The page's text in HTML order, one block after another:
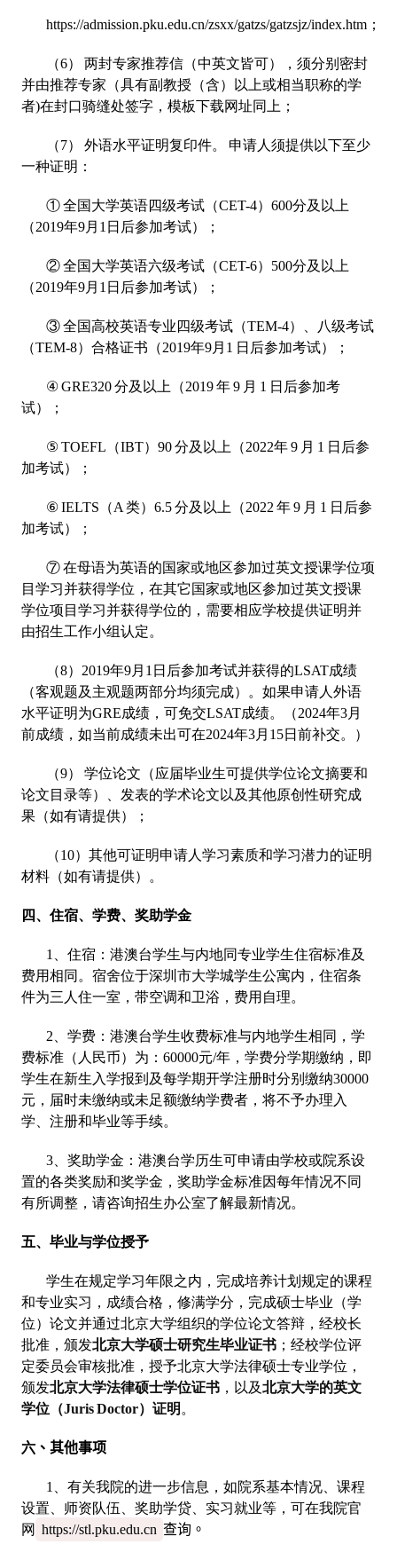
https://admission.pku.edu.cn/zsxx/gatzs/gatzsjz/index.htm；
（6） 两封专家推荐信（中英文皆可），须分别密封
并由推荐专家（具有副教授（含）以上或相当职称的学
者)在封口骑缝处签字，模板下载网址同上；
（7） 外语水平证明复印件。 申请人须提供以下至少
一种证明：
① 全国大学英语四级考试（CET-4）600分及以上
（2019年9月1日后参加考试）；
② 全国大学英语六级考试（CET-6）500分及以上
（2019年9月1日后参加考试）；
③ 全国高校英语专业四级考试（TEM-4）、八级考试
（TEM-8）合格证书（2019年9月1 日后参加考试）；
④ GRE320 分及以上（2019 年 9 月 1 日后参加考
试）；
⑤ TOEFL（IBT）90 分及以上（2022年 9 月 1 日后参
加考试）；
⑥ IELTS（A 类）6.5 分及以上（2022 年 9 月 1 日后参
加考试）；
⑦ 在母语为英语的国家或地区参加过英文授课学位项
目学习并获得学位，在其它国家或地区参加过英文授课
学位项目学习并获得学位的，需要相应学校提供证明并
由招生工作小组认定。
（8）2019年9月1日后参加考试并获得的LSAT成绩
（客观题及主观题两部分均须完成）。如果申请人外语
水平证明为GRE成绩，可免交LSAT成绩。（2024年3月
前成绩，如当前成绩未出可在2024年3月15日前补交。）
（9） 学位论文（应届毕业生可提供学位论文摘要和
论文目录等）、发表的学术论文以及其他原创性研究成
果（如有请提供）；
（10）其他可证明申请人学习素质和学习潜力的证明
材料（如有请提供）。
四、住宿、学费、奖助学金
1、住宿：港澳台学生与内地同专业学生住宿标准及
费用相同。宿舍位于深圳市大学城学生公寓内，住宿条
件为三人住一室，带空调和卫浴，费用自理。
2、学费：港澳台学生收费标准与内地学生相同，学
费标准（人民币）为：60000元/年，学费分学期缴纳，即
学生在新生入学报到及每学期开学注册时分别缴纳30000
元，届时未缴纳或未足额缴纳学费者，将不予办理入
学、注册和毕业等手续。
3、奖助学金：港澳台学历生可申请由学校或院系设
置的各类奖励和奖学金，奖助学金标准因每年情况不同
有所调整，请咨询招生办公室了解最新情况。
五、毕业与学位授予
学生在规定学习年限之内，完成培养计划规定的课程
和专业实习，成绩合格，修满学分，完成硕士毕业（学
位）论文并通过北京大学组织的学位论文答辩，经校长
批准，颁发北京大学硕士研究生毕业证书 ；经校学位评
定委员会审核批准，授予北京大学法律硕士专业学位，
颁发北京大学法律硕士学位证书 ，以及北京大学的英文
学位（Juris Doctor）证明 。
六 、其他事项
1、有关我院的进一步信息，如院系基本情况、课程
设置、师资队伍、奖助学贷、实习就业等，可在我院官
网
https://stl.pku.edu.cn 查询。